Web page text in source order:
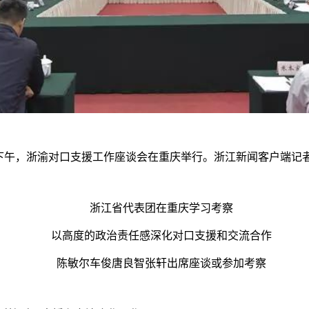
午，浙渝对口支援工作座谈会在重庆举行。浙江新闻客户端记
浙江省代表团在重庆学习考察
以高度的政治责任感深化对口支援和交流合作
陈敏尔车俊唐良智张轩出席座谈或参加考察